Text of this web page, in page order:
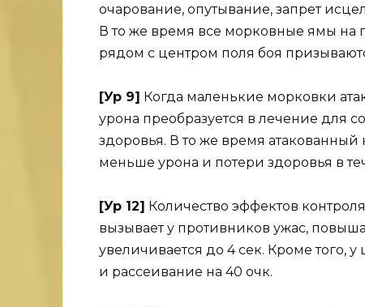
очарование, опутывание, запрет
В то же время все морковные ямы на
рядом с центром поля боя
[Ур 9] Когда маленькие морковки
урона преобразуется в лечение для
здоровья. В то же время атакованный
меньше урона и потери здоровья в
[Ур 12] Количество эффектов
вызывает у противников ужас,
увеличивается до 4 сек. Кроме того,
и рассеивание на 40 очк.